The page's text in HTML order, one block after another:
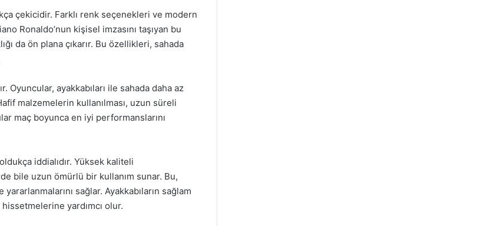
çekicidir. Farklı renk seçenekleri ve modern
Ronaldo’nun kişisel imzasını taşıyan bu
da ön plana çıkarır. Bu özellikleri, sahada
Oyuncular, ayakkabıları ile sahada daha az
malzemelerin kullanılması, uzun süreli
maç boyunca en iyi performanslarını
iddialıdır. Yüksek kaliteli
bile uzun ömürlü bir kullanım sunar. Bu,
sağlar. Ayakkabıların sağlam
yardımcı olur.